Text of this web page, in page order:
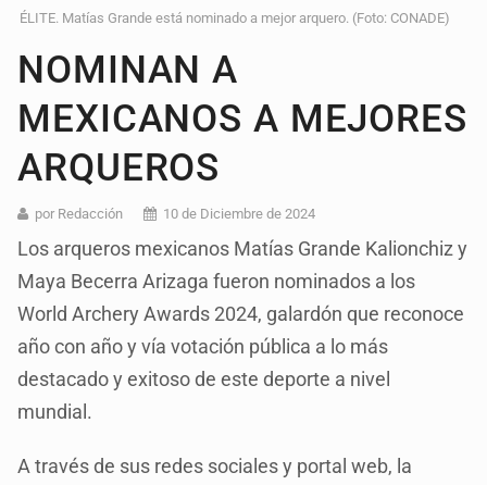
ÉLITE. Matías Grande está nominado a mejor arquero. (Foto: CONADE)
NOMINAN A
MEXICANOS A MEJORES
ARQUEROS
por Redacción 10 de Diciembre de 2024
Los arqueros mexicanos Matías Grande Kalionchiz y
Maya Becerra Arizaga fueron nominados a los
World Archery Awards 2024, galardón que reconoce
año con año y vía votación pública a lo más
destacado y exitoso de este deporte a nivel
mundial.
A través de sus redes sociales y portal web, la